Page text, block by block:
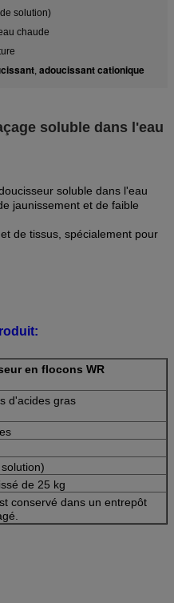
solution)
chaude
, adoucissant cationique
soluble dans l'eau
soluble dans l'eau
jaunissement et de faible
de tissus, spécialement pour
en flocons WR
d'acides gras
de 25 kg
conservé dans un entrepôt